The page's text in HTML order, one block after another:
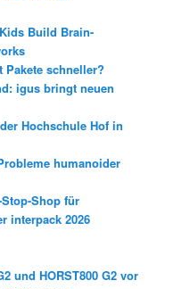
Build Brain-
Pakete schneller?
igus bringt neuen
Hochschule Hof in
humanoider
Shop für
interpack 2026
und HORST800 G2 vor